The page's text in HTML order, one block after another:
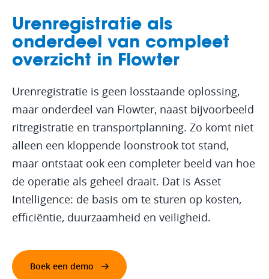
Urenregistratie als
onderdeel van compleet
overzicht in Flowter
Urenregistratie is geen losstaande oplossing,
maar onderdeel van Flowter, naast bijvoorbeeld
ritregistratie en transportplanning. Zo komt niet
alleen een kloppende loonstrook tot stand,
maar ontstaat ook een completer beeld van hoe
de operatie als geheel draait. Dat is Asset
Intelligence: de basis om te sturen op kosten,
efficiëntie, duurzaamheid en veiligheid.
Boek een demo